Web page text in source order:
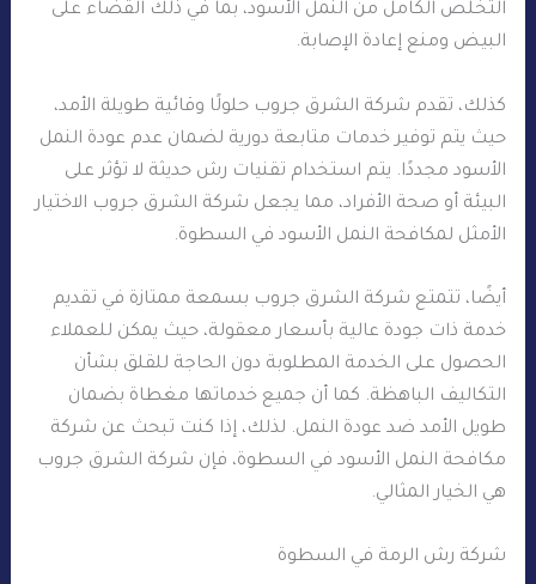
التخلص الكامل من النمل الأسود، بما في ذلك القضاء على
البيض ومنع إعادة الإصابة.
كذلك، تقدم شركة الشرق جروب حلولًا وقائية طويلة الأمد،
حيث يتم توفير خدمات متابعة دورية لضمان عدم عودة النمل
الأسود مجددًا. يتم استخدام تقنيات رش حديثة لا تؤثر على
البيئة أو صحة الأفراد، مما يجعل شركة الشرق جروب الاختيار
الأمثل لمكافحة النمل الأسود في السطوة.
أيضًا، تتمتع شركة الشرق جروب بسمعة ممتازة في تقديم
خدمة ذات جودة عالية بأسعار معقولة، حيث يمكن للعملاء
الحصول على الخدمة المطلوبة دون الحاجة للقلق بشأن
التكاليف الباهظة. كما أن جميع خدماتها مغطاة بضمان
طويل الأمد ضد عودة النمل. لذلك، إذا كنت تبحث عن شركة
مكافحة النمل الأسود في السطوة، فإن شركة الشرق جروب
هي الخيار المثالي.
شركة رش الرمة في السطوة